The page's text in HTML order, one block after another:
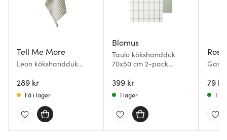
Tell Me More
Leon kökshandduk
289 kr
Få i lager
Blomus
Taulo kökshandduk
70x50 cm 2-pack
399 kr
I lager
Garn
79 kr
I